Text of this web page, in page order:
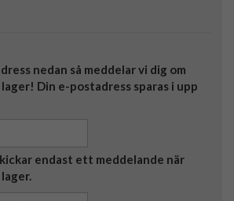
nedan så meddelar vi dig om
Din e-postadress sparas i upp
endast ett meddelande när